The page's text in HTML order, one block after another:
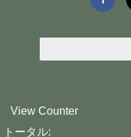
View Counter
トータル: